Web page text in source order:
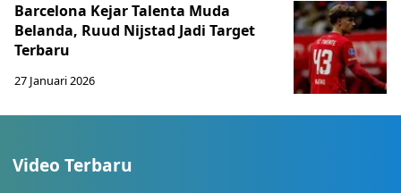
Barcelona Kejar Talenta Muda
Belanda, Ruud Nijstad Jadi Target
Terbaru
27 Januari 2026
Video Terbaru